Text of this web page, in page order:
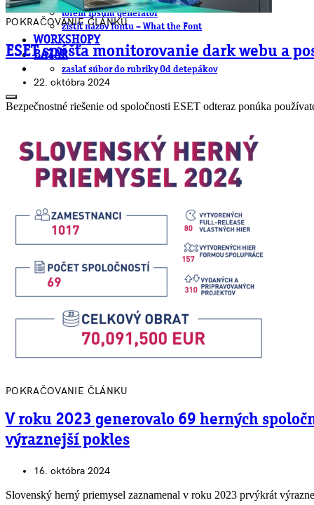
lorem ipsum generátor
zistiť názov fontu – What the Font
WORKSHOPY
BAZÁR
zaslať súbor do rubriky Od detepákov
POKRAČOVANIE ČLÁNKU
ESET spúšťa monitorovanie dark webu a
22. októbra 2024
Bezpečnostné riešenie od spoločnosti ESET odteraz ponúka
POKRAČOVANIE ČLÁNKU
V roku 2023 generovalo 69 herných
výraznejší pokles
16. októbra 2024
Slovenský herný priemysel zaznamenal v roku 2023 prvýkrát